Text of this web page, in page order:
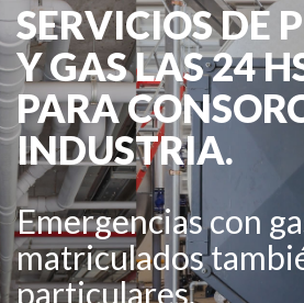
SERVICIOS DE
Y GAS LAS 24
PARA
INDUSTRIA.
Emergencias con
matriculados
particulares.